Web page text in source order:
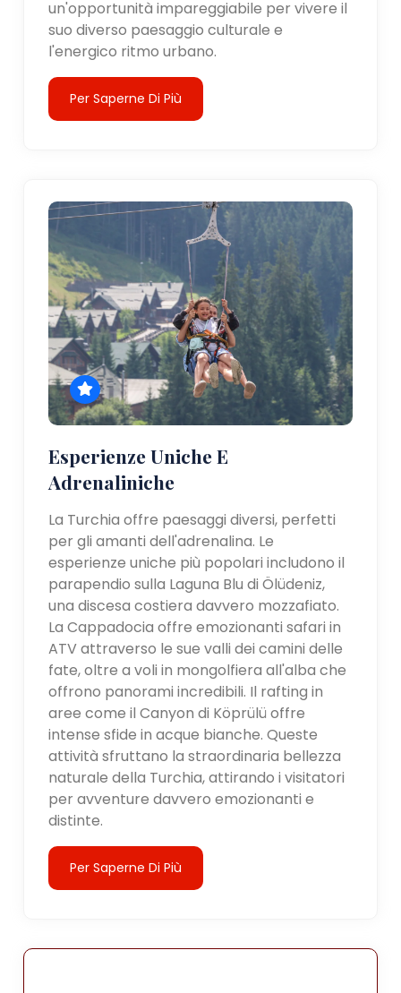
un'opportunità impareggiabile per vivere il
suo diverso paesaggio culturale e
l'energico ritmo urbano.
Per Saperne Di Più
Esperienze Uniche E
Adrenaliniche
La Turchia offre paesaggi diversi, perfetti
per gli amanti dell'adrenalina. Le
esperienze uniche più popolari includono il
parapendio sulla Laguna Blu di Ölüdeniz,
una discesa costiera davvero mozzafiato.
La Cappadocia offre emozionanti safari in
ATV attraverso le sue valli dei camini delle
fate, oltre a voli in mongolfiera all'alba che
offrono panorami incredibili. Il rafting in
aree come il Canyon di Köprülü offre
intense sfide in acque bianche. Queste
attività sfruttano la straordinaria bellezza
naturale della Turchia, attirando i visitatori
per avventure davvero emozionanti e
distinte.
Per Saperne Di Più